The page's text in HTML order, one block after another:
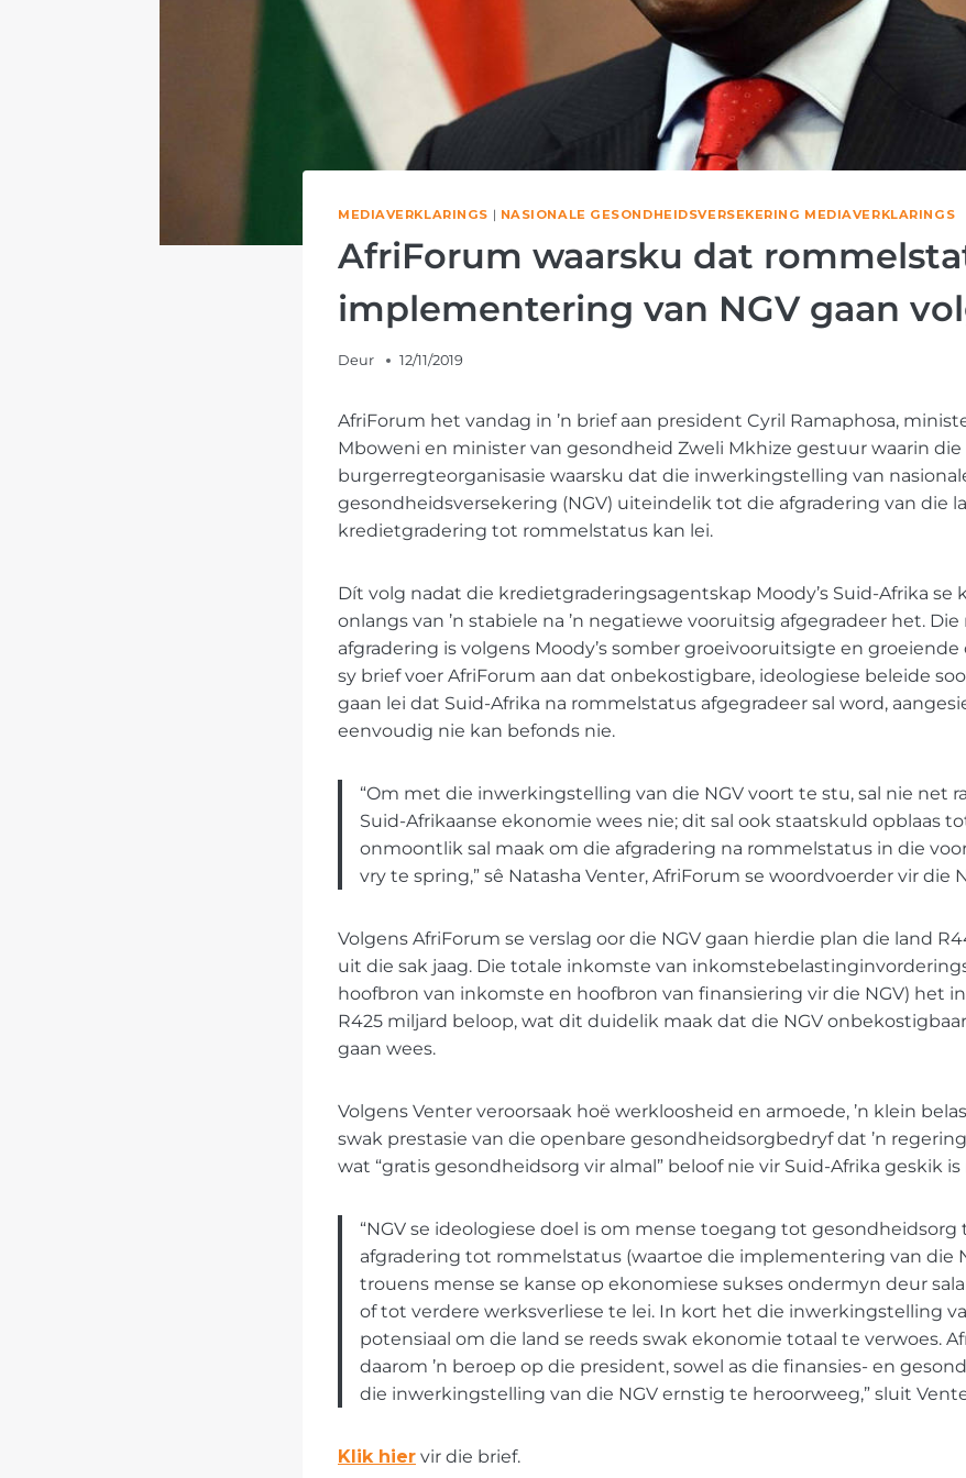
MEDIAVERKLARINGS | NASIONALE GESONDHEIDSVERSEKERING MEDIAVERKLARINGS
AfriForum waarsku dat
implementering van NGV gaan
Deur 12/11/2019
AfriForum het vandag in ’n brief aan president Cyril Ramaphosa,
Mboweni en minister van gesondheid Zweli Mkhize gestuur waarin die
burgerregteorganisasie waarsku dat die inwerkingstelling van
gesondheidsversekering (NGV) uiteindelik tot die afgradering van die
kredietgradering tot rommelstatus kan lei.
Dít volg nadat die kredietgraderingsagentskap Moody’s Suid-Afrika se
onlangs van ’n stabiele na ’n negatiewe vooruitsig afgegradeer het. Die
afgradering is volgens Moody’s somber groeivooruitsigte en
sy brief voer AfriForum aan dat onbekostigbare, ideologiese beleide
gaan lei dat Suid-Afrika na rommelstatus afgegradeer sal word,
eenvoudig nie kan befonds nie.
“Om met die inwerkingstelling van die NGV voort te stu, sal nie net
Suid-Afrikaanse ekonomie wees nie; dit sal ook staatskuld opblaas
onmoontlik sal maak om die afgradering na rommelstatus in die
vry te spring,” sê Natasha Venter, AfriForum se woordvoerder vir die
Volgens AfriForum se verslag oor die NGV gaan hierdie plan die land
uit die sak jaag. Die totale inkomste van
hoofbron van inkomste en hoofbron van finansiering vir die NGV) het
R425 miljard beloop, wat dit duidelik maak dat die NGV
gaan wees.
Volgens Venter veroorsaak hoë werkloosheid en armoede, ’n klein
swak prestasie van die openbare gesondheidsorgbedryf dat ’n
wat “gratis gesondheidsorg vir almal” beloof nie vir Suid-Afrika geskik is
“NGV se ideologiese doel is om mense toegang tot gesondheidsorg
afgradering tot rommelstatus (waartoe die implementering van die
trouens mense se kanse op ekonomiese sukses ondermyn deur
of tot verdere werksverliese te lei. In kort het die inwerkingstelling
potensiaal om die land se reeds swak ekonomie totaal te verwoes.
daarom ’n beroep op die president, sowel as die finansies- en
die inwerkingstelling van die NGV ernstig te heroorweeg,” sluit
Klik hier vir die brief.